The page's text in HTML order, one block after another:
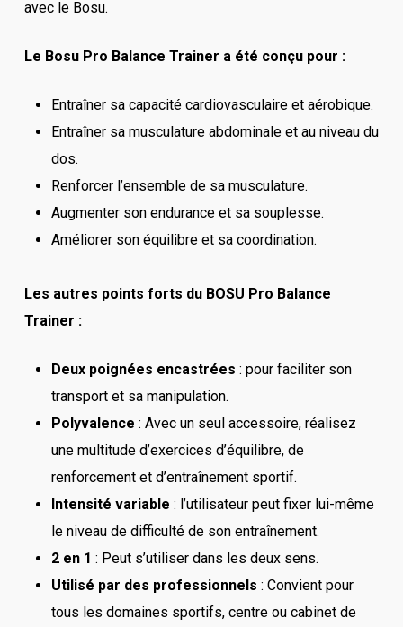
avec le Bosu.
Le Bosu Pro Balance Trainer a été conçu pour :
Entraîner sa capacité cardiovasculaire et aérobique.
Entraîner sa musculature abdominale et au niveau du
dos.
Renforcer l’ensemble de sa musculature.
Augmenter son endurance et sa souplesse.
Améliorer son équilibre et sa coordination.
Les autres points forts du BOSU Pro Balance
Trainer :
Deux poignées encastrées : pour faciliter son
transport et sa manipulation.
Polyvalence : Avec un seul accessoire, réalisez
une multitude d’exercices d’équilibre, de
renforcement et d’entraînement sportif.
Intensité variable : l’utilisateur peut fixer lui-même
le niveau de difficulté de son entraînement.
2 en 1 : Peut s’utiliser dans les deux sens.
Utilisé par des professionnels : Convient pour
tous les domaines sportifs, centre ou cabinet de